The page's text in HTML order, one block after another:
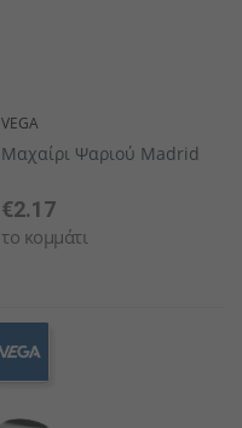
VEGA
Μαχαίρι Ψαριού Madrid
€2.17
το κομμάτι